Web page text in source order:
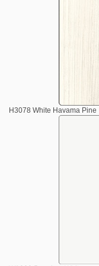
H3078 White Havama Pine